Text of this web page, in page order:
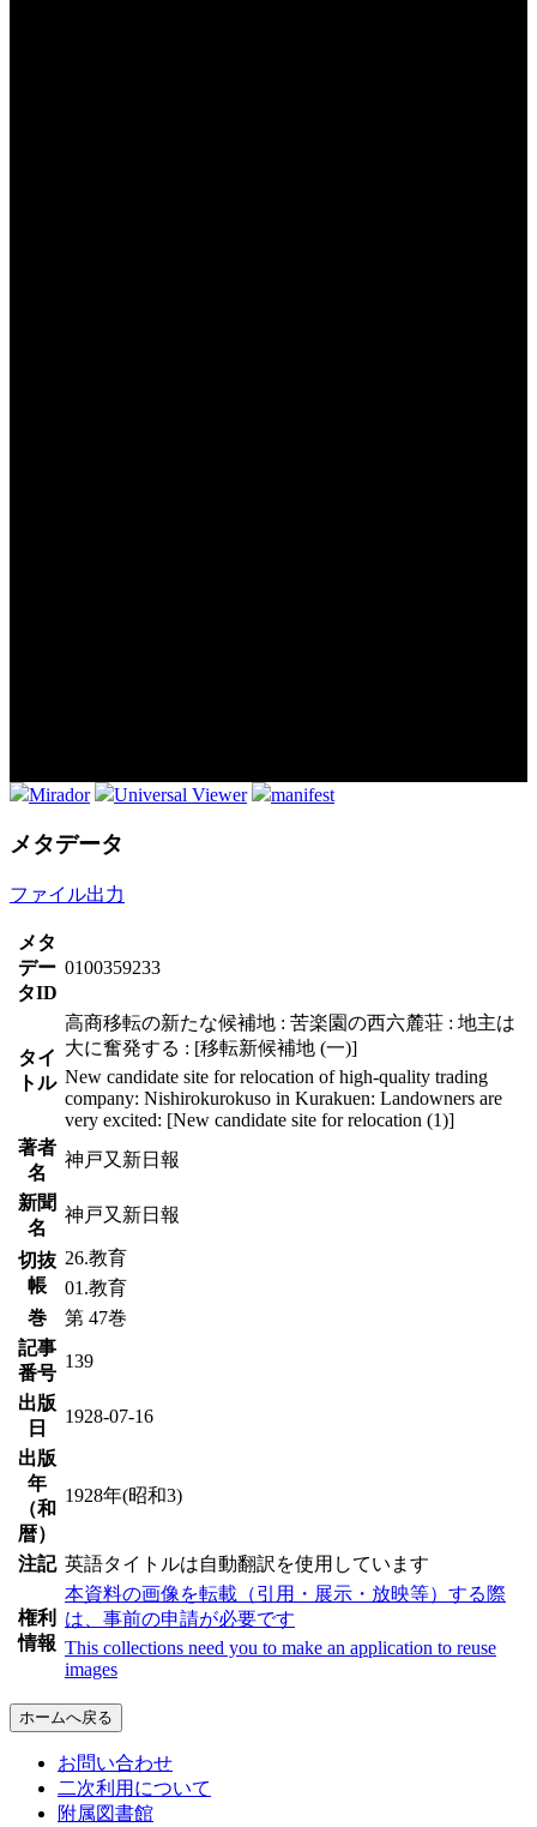
Mirador Universal Viewer manifest
メタデータ
ファイル出力
メタ
デー
タID
0100359233
タイ
トル
高商移転の新たな候補地 : 苦楽園の西六麓荘 : 地主は
大に奮発する : [移転新候補地 (一)]
New candidate site for relocation of high-quality trading
company: Nishirokurokuso in Kurakuen: Landowners are
very excited: [New candidate site for relocation (1)]
著者
名
神戸又新日報
新聞
名
神戸又新日報
切抜
帳
26.教育
01.教育
巻
第 47巻
記事
番号
139
出版
日
1928-07-16
出版
年
（和
暦）
1928年(昭和3)
注記 英語タイトルは自動翻訳を使用しています
権利
情報
本資料の画像を転載（引用・展示・放映等）する際
は、事前の申請が必要です
This collections need you to make an application to reuse
images
ホームへ戻る
お問い合わせ
二次利用について
附属図書館